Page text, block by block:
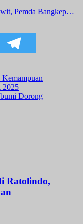
Pemda Bangkep…
2025
Dorong
Ratolindo,